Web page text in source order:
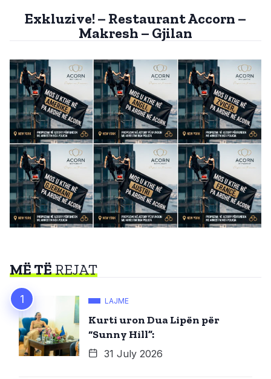
Exkluzive! – Restaurant Accorn –
Makresh – Gjilan
MË TËREJAT
LAJME
Kurti uron Dua Lipën për
“Sunny Hill”:
31 July 2026